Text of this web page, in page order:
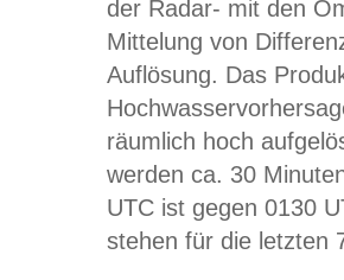
der Radar- mit den
Mittelung von
Auflösung. Das
räumlich hoch
werden ca. 30
UTC ist gegen 0130
stehen für die letzten